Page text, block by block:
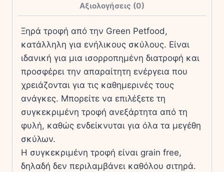
Αξιολογήσεις (0)
Ξηρά τροφή από την Green Petfood,
κατάλληλη για ενήλικους σκύλους. Είναι
ιδανική για μια ισορροπημένη διατροφή και
προσφέρει την απαραίτητη ενέργεια που
χρειάζονται για τις καθημερινές τους
ανάγκες. Μπορείτε να επιλέξετε τη
συγκεκριμένη τροφή ανεξάρτητα από τη
φυλή, καθώς ενδείκνυται για όλα τα μεγέθη
σκύλων.
Η συγκεκριμένη τροφή είναι grain free,
δηλαδή δεν περιλαμβάνει καθόλου σιτηρά.